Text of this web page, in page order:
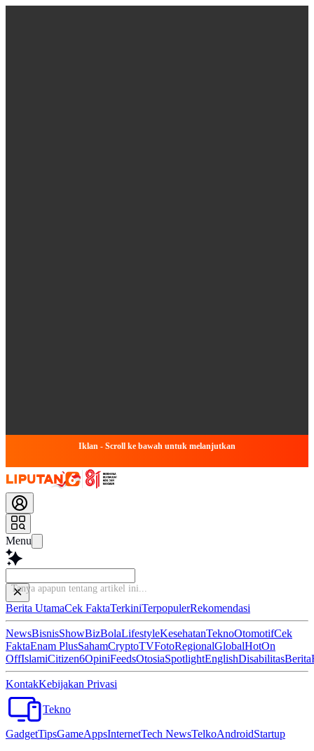
Iklan - Scroll ke bawah untuk melanjutkan
Menu
Tanya apap
Berita UtamaCek FaktaTerkiniTerpopulerRekomendasi
NewsBisnisShowBizBolaLifestyleKesehatanTeknoOtomotifCek
FaktaEnam PlusSahamCryptoTVFotoRegionalGlobalHotOn
OffIslamiCitizen6OpiniFeedsOtosiaSpotlightEnglishDisabilitasBerita
KontakKebijakan Privasi
Tekno
GadgetTipsGameAppsInternetTech NewsTelkoAndroidStartup